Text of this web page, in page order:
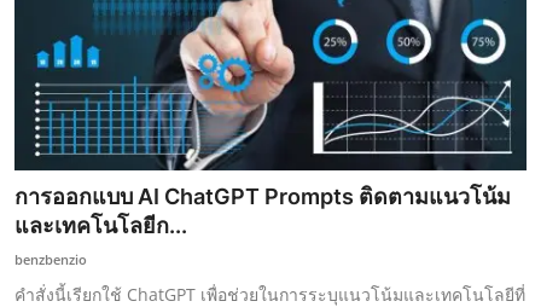
การออกแบบ AI ChatGPT Prompts ติดตามแนวโน้ม
และเทคโนโลยีก...
benzbenzio
คำสั่งนี้เรียกใช้ ChatGPT เพื่อช่วยในการระบุแนวโน้มและเทคโนโลยีที่